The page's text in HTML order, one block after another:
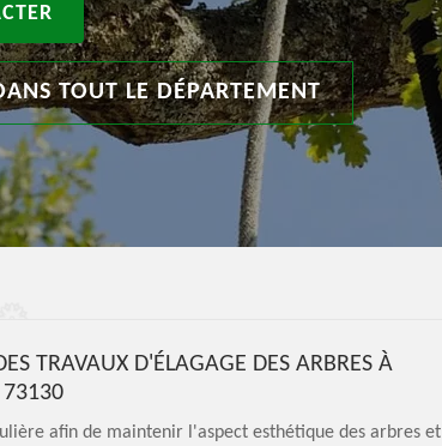
TOUT LE DÉPARTEMENT
TRAVAUX D'ÉLAGAGE DES ARBRES À
73130
afin de maintenir l'aspect esthétique des arbres et